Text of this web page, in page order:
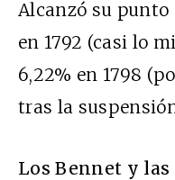
Alcanzó su punto
en 1792 (casi lo
6,22% en 1798
tras la
Los Bennet y